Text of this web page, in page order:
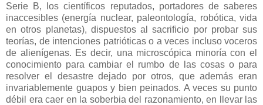
Serie B, los científicos reputados, portadores de saberes
inaccesibles (energía nuclear, paleontología, robótica, vida
en otros planetas), dispuestos al sacrificio por probar sus
teorías, de intenciones patrióticas o a veces incluso voceros
de alienígenas. Es decir, una microscópica minoría con el
conocimiento para cambiar el rumbo de las cosas o para
resolver el desastre dejado por otros, que además eran
invariablemente guapos y bien peinados. A veces su punto
débil era caer en la soberbia del razonamiento, en llevar las